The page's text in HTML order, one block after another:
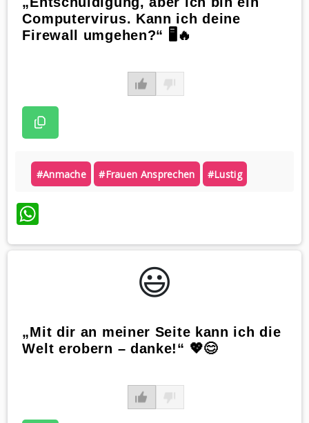
Computervirus. Kann ich deine
Firewall umgehen?“ 🖥️🔥
#anmache #frauen Ansprechen #lustig
WhatsApp
😃️
„Mit dir an meiner Seite kann ich die
Welt erobern – danke!“ 💖😊